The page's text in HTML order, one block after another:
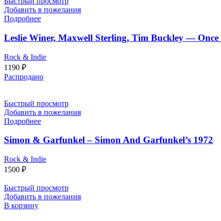
Добавить в пожелания
Подробнее
Leslie Winer, Maxwell Sterling, Tim Buckley — Once
Rock & Indie
1190 ₽
Распродано
Быстрый просмотр
Добавить в пожелания
Подробнее
Simon & Garfunkel – Simon And Garfunkel’s 1972
Rock & Indie
1500 ₽
Быстрый просмотр
Добавить в пожелания
В корзину